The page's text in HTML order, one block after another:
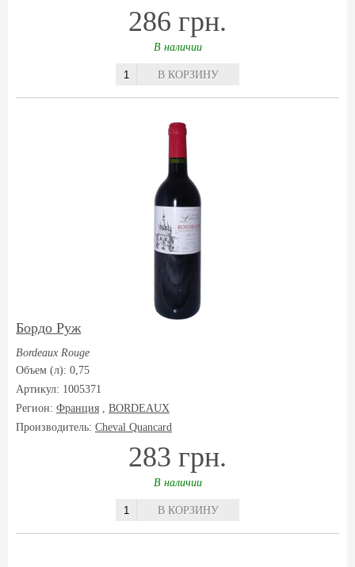
286 грн.
В наличии
В КОРЗИНУ
Бордо Руж
Bordeaux Rouge
Объем (л): 0,75
Артикул: 1005371
Регион: Франция , BORDEAUX
Производитель: Cheval Quancard
283 грн.
В наличии
В КОРЗИНУ